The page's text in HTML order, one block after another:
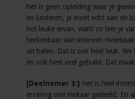
het is geen opleiding waar je
en luisteren, je moet echt aan de
het leuke ervan, want zo leer je
herkenbaar wat iedereen
uit halen. Dat is ook heel leuk. We
en ook heel veel gehuild. Dat
[Deelnemer 3:] Het is heel
ervaring met mekaar gedeeld. En